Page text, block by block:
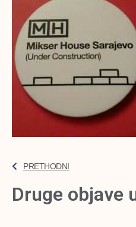
PRETHODNI
Druge objave